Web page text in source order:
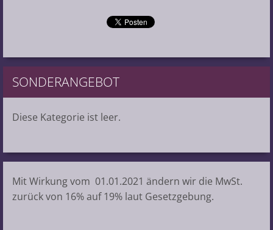
SONDERANGEBOT
Diese Kategorie ist leer.
Mit Wirkung vom 01.01.2021 ändern wir die MwSt.
zurück von 16% auf 19% laut Gesetzgebung.